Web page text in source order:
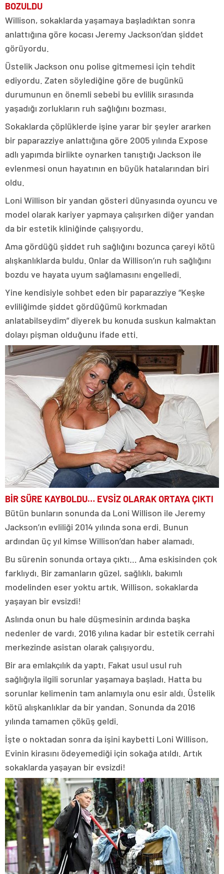
BOZULDU
Willison, sokaklarda yaşamaya başladıktan sonra
anlattığına göre kocası Jeremy Jackson’dan şiddet
görüyordu.
Üstelik Jackson onu polise gitmemesi için tehdit
ediyordu. Zaten söylediğine göre de bugünkü
durumunun en önemli sebebi bu evlilik sırasında
yaşadığı zorlukların ruh sağlığını bozması.
Sokaklarda çöplüklerde işine yarar bir şeyler ararken
bir paparazziye anlattığına göre 2005 yılında Expose
adlı yapımda birlikte oynarken tanıştığı Jackson ile
evlenmesi onun hayatının en büyük hatalarından biri
oldu.
Loni Willison bir yandan gösteri dünyasında oyuncu ve
model olarak kariyer yapmaya çalışırken diğer yandan
da bir estetik kliniğinde çalışıyordu.
Ama gördüğü şiddet ruh sağlığını bozunca çareyi kötü
alışkanlıklarda buldu. Onlar da Willison’ın ruh sağlığını
bozdu ve hayata uyum sağlamasını engelledi.
Yine kendisiyle sohbet eden bir paparazziye “Keşke
evliliğimde şiddet gördüğümü korkmadan
anlatabilseydim” diyerek bu konuda suskun kalmaktan
dolayı pişman olduğunu ifade etti.
BİR SÜRE KAYBOLDU… EVSİZ OLARAK ORTAYA ÇIKTI
Bütün bunların sonunda da Loni Willison ile Jeremy
Jackson’ın evliliği 2014 yılında sona erdi. Bunun
ardından üç yıl kimse Willison’dan haber alamadı.
Bu sürenin sonunda ortaya çıktı… Ama eskisinden çok
farklıydı. Bir zamanların güzel, sağlıklı, bakımlı
modelinden eser yoktu artık. Willison, sokaklarda
yaşayan bir evsizdi!
Aslında onun bu hale düşmesinin ardında başka
nedenler de vardı. 2016 yılına kadar bir estetik cerrahi
merkezinde asistan olarak çalışıyordu.
Bir ara emlakçılık da yaptı. Fakat usul usul ruh
sağlığıyla ilgili sorunlar yaşamaya başladı. Hatta bu
sorunlar kelimenin tam anlamıyla onu esir aldı. Üstelik
kötü alışkanlıklar da bir yandan. Sonunda da 2016
yılında tamamen çöküş geldi.
İşte o noktadan sonra da işini kaybetti Loni Willison,
Evinin kirasını ödeyemediği için sokağa atıldı. Artık
sokaklarda yaşayan bir evsizdi!